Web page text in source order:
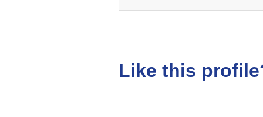
Like this